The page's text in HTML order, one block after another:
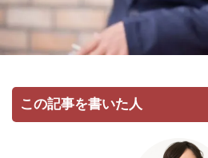
この記事を書いた人